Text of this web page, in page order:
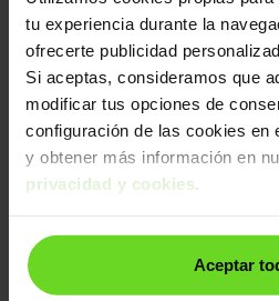
tu experiencia durante la
ofrecerte publicidad
Si aceptas, consideramos que
modificar tus opciones de
configuración de las cookies en
y obtener más información en
privacidad y cookies.
Aceptar
Nissan Qashqai
1.3 DIG-T mHEV 12V Visia 4x2
2022 | 87.216km | 140CV | Manual
Mild hybrid